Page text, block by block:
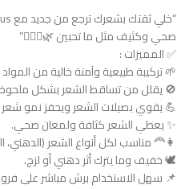
صحي وكثيف مثل ما تحبين 🌿💆🏻‍♀️”
✅ المميزات :
🌱 تركيبة طبيعية وآمنة خالية من
🚫 يقلل من تساقط الشعر بشكل ملحوظ
💪 يقوي بصيلات الشعر ويحفز نمو شعر
✨ يعطي الشعر كثافة ولمعان صحي.
👩‍🦰 مناسب لكل أنواع الشعر (الدهني،
🕊️ خفيف وما يترك أثر دهني أو لزج.
📌 سهل الاستخدام برش مباشر على